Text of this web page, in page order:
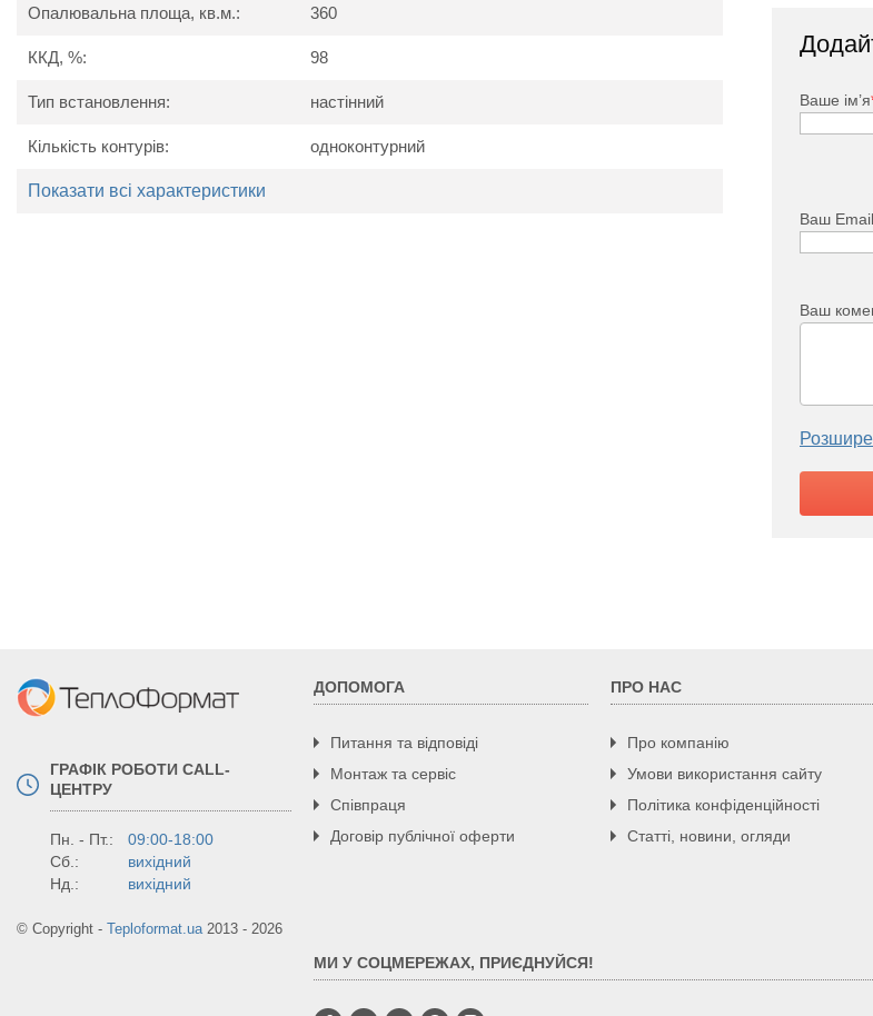
Характеристики котлів серії Smart:
управління: цифрове;
кількість ТЕНів: 6;
регулювання температури контуру: 10-75°С;
насос: Grunfos;
датчик протоку: немає;
Ступінчасте регулювання потужності
Робота у відкритій системі
немає
Опалювальна площа, кв.м.: 360
ККД, %: 98
Тип встановлення: настінний
Кількість контурів: одноконтурний
Показати всі характеристики
Ваше ім’я
Ваш
Ваш
ДОПОМОГА
Питання та відповіді
Монтаж та сервіс
Співпраця
Договір публічної оферти
ПРО НАС
Про компанію
Умови використання сайту
Політика конфіденційності
Статті, новини, огляди
ГРАФІК РОБОТИ CALL-
ЦЕНТРУ
Пн. - Пт.:
09:00-18:00
Сб.:
вихідний
Нд.:
вихідний
© Copyright - Teploformat.ua2013 - 2026
МИ У СОЦМЕРЕЖАХ, ПРИЄДНУЙСЯ!